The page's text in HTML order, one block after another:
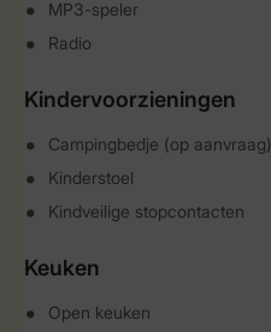
MP3-speler
Radio
Kindervoorzieningen
Campingbedje (op aanvraag)
Kinderstoel
Kindveilige stopcontacten
Keuken
Open keuken